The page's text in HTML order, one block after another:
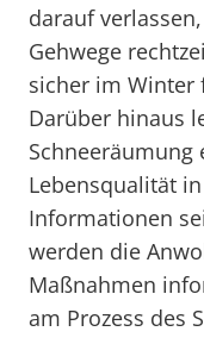
darauf
Gehwege
sicher im Winter
Darüber hinaus
Schneeräumung
Lebensqualität
Informationen
werden die
Maßnahmen
am Prozess des